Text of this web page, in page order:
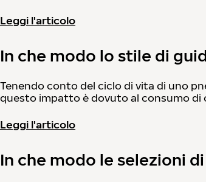
Leggi l'articolo
In che modo lo stile di
Tenendo conto del ciclo di vita di uno
questo impatto è dovuto al consumo di
Leggi l'articolo
In che modo le selezioni